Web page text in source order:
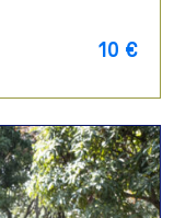
10 €